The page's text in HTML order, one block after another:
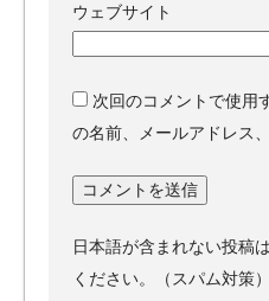
ウェブサイト
次回のコメントで使用
の名前、メールアドレス
日本語が含まれない投稿
ください。（スパム対策）